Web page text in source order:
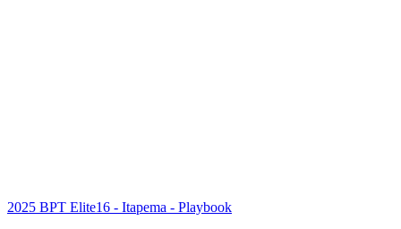
2025 BPT Elite16 - Itapema - Playbook